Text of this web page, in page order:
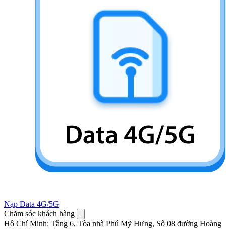
Nạp Data 4G/5G
Chăm sóc khách hàng
Hồ Chí Minh: Tầng 6, Tòa nhà Phú Mỹ Hưng, Số 08 đường Hoàng